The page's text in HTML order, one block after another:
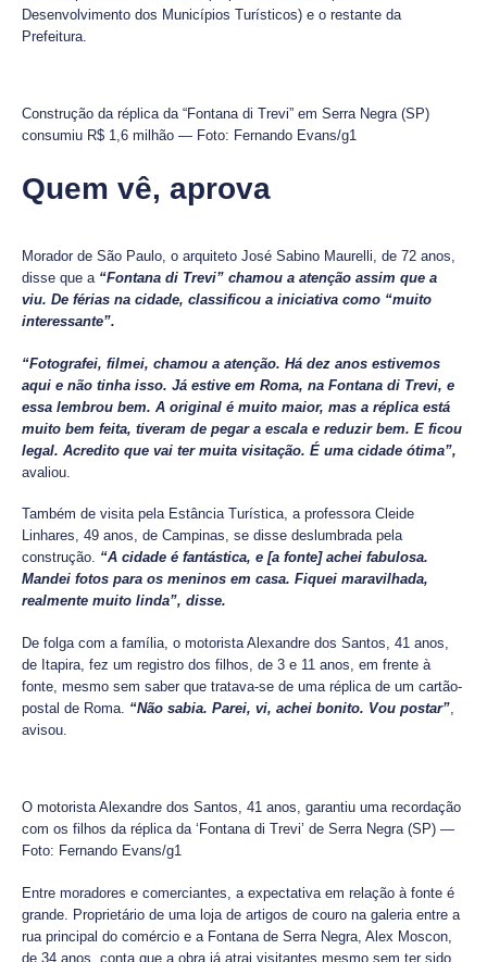
Desenvolvimento dos Municípios Turísticos) e o restante da
Prefeitura.
Construção da réplica da “Fontana di Trevi” em Serra Negra (SP)
consumiu R$ 1,6 milhão — Foto: Fernando Evans/g1
Quem vê, aprova
Morador de São Paulo, o arquiteto José Sabino Maurelli, de 72 anos,
disse que a “Fontana di Trevi” chamou a atenção assim que a
viu. De férias na cidade, classificou a iniciativa como “muito
interessante”.
“Fotografei, filmei, chamou a atenção. Há dez anos estivemos
aqui e não tinha isso. Já estive em Roma, na Fontana di Trevi, e
essa lembrou bem. A original é muito maior, mas a réplica está
muito bem feita, tiveram de pegar a escala e reduzir bem. E ficou
legal. Acredito que vai ter muita visitação. É uma cidade ótima”,
avaliou.
Também de visita pela Estância Turística, a professora Cleide
Linhares, 49 anos, de Campinas, se disse deslumbrada pela
construção. “A cidade é fantástica, e [a fonte] achei fabulosa.
Mandei fotos para os meninos em casa. Fiquei maravilhada,
realmente muito linda”, disse.
De folga com a família, o motorista Alexandre dos Santos, 41 anos,
de Itapira, fez um registro dos filhos, de 3 e 11 anos, em frente à
fonte, mesmo sem saber que tratava-se de uma réplica de um cartão-
postal de Roma. “Não sabia. Parei, vi, achei bonito. Vou postar”
avisou.
O motorista Alexandre dos Santos, 41 anos, garantiu uma recordação
com os filhos da réplica da ‘Fontana di Trevi’ de Serra Negra (SP) —
Foto: Fernando Evans/g1
Entre moradores e comerciantes, a expectativa em relação à fonte é
grande. Proprietário de uma loja de artigos de couro na galeria entre a
rua principal do comércio e a Fontana de Serra Negra, Alex Moscon,
de 34 anos, conta que a obra já atrai visitantes mesmo sem ter sido